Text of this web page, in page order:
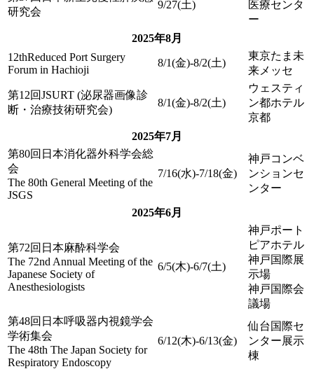
研究会
9/27(土)
医療センタ
ー
2025年8月
12thReduced Port Surgery
Forum in Hachioji
8/1(金)-8/2(土)
東京たま未
来メッセ
第12回JSURT (泌尿器画像診
断・治療技術研究会)
8/1(金)-8/2(土)
ウェスティ
ン都ホテル
京都
2025年7月
第80回日本消化器外科学会総
会
The 80th General Meeting of the
JSGS
7/16(水)-7/18(金)
神戸コンベ
ンションセ
ンター
2025年6月
第72回日本麻酔科学会
The 72nd Annual Meeting of the
Japanese Society of
Anesthesiologists
6/5(木)-6/7(土)
神戸ポート
ピアホテル
神戸国際展
示場
神戸国際会
議場
第48回日本呼吸器内視鏡学会
学術集会
The 48th The Japan Society for
Respiratory Endoscopy
6/12(木)-6/13(金)
仙台国際セ
ンター展示
棟